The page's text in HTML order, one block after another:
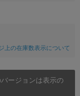
上の在庫数表示について
ージョンは表示の